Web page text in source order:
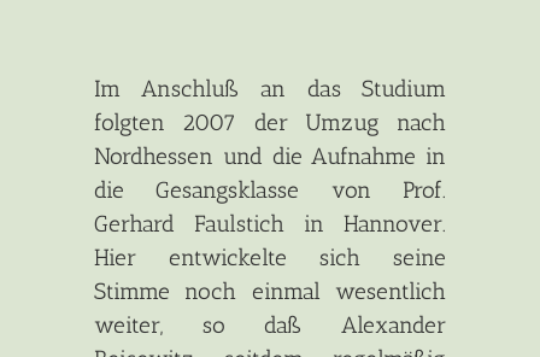
Im Anschluß an das Studium
folgten 2007 der Umzug nach
Nordhessen und die Aufnahme in
die Gesangsklasse von Prof.
Gerhard Faulstich in Hannover.
Hier entwickelte sich seine
Stimme noch einmal wesentlich
weiter, so daß Alexander